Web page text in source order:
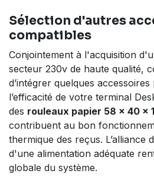
Sélection d'autres
compatibles
Conjointement à l'acquisition
secteur 230v de haute qualité,
d’intégrer quelques
l’efficacité de votre terminal
des rouleaux papier 58 x 40 x
contribuent au bon
thermique des reçus. L’alliance
d'une alimentation adéquate
globale du système.